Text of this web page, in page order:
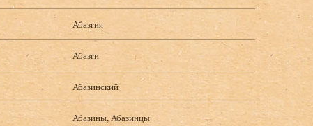
Абазгия
Абазги
Абазинский
Абазины, Абазинцы